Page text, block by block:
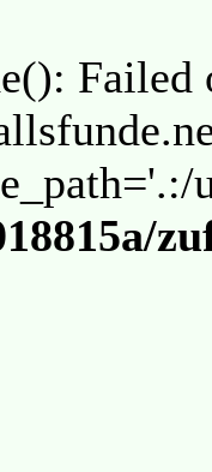
Failed